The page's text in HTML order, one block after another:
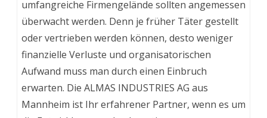
umfangreiche Firmengelände sollten angemessen
überwacht werden. Denn je früher Täter gestellt
oder vertrieben werden können, desto weniger
finanzielle Verluste und organisatorischen
Aufwand muss man durch einen Einbruch
erwarten. Die ALMAS INDUSTRIES AG aus
Mannheim ist Ihr erfahrener Partner, wenn es um